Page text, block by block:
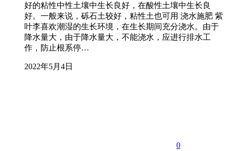
好的粘性中性土壤中生长良好，在酸性土壤中生长良
好。一般来说，砾石土较好，粘性土也可用 浇水施肥 紫
叶李喜欢潮湿的生长环境，在生长期间充分浇水。由于
降水量大，由于降水量大，不能浇水，应进行排水工
作，防止根系停…
2022年5月4日
0